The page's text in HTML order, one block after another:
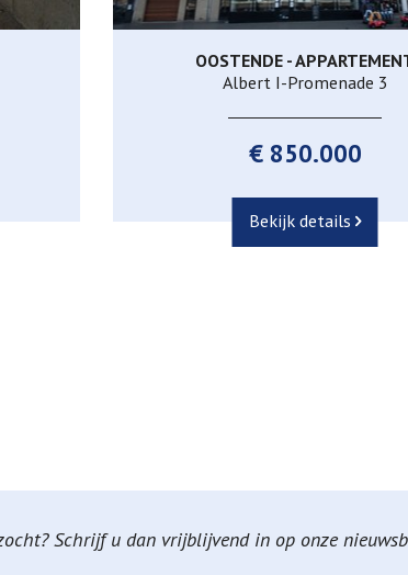
206 m² 3
OOSTENDE -
Albert I-Promenade 3
€ 850.000
Bekijk details
Schrijf u dan vrijblijvend in op onze